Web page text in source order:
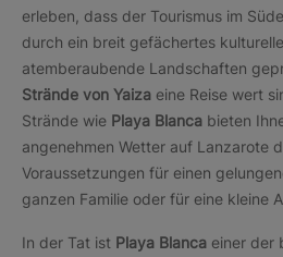
erleben, dass der Tourismus im
durch ein breit gefächertes
atemberaubende Landschaften
Strände von Yaiza eine Reise wert
Strände wie Playa Blanca bieten
angenehmen Wetter auf Lanzarote
Voraussetzungen für einen
ganzen Familie oder für eine kleine
In der Tat ist Playa Blanca einer der